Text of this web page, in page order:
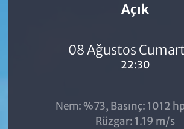
Açık
08 Ağustos
22:30
Nem: %73, Basınç: 1012
Rüzgar: 1.19 m/s